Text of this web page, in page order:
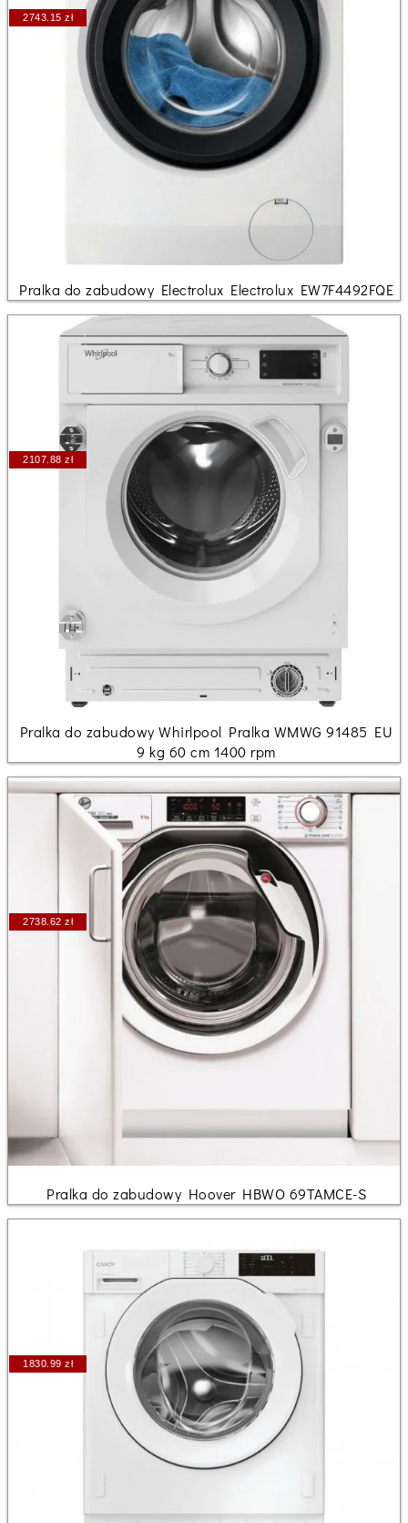
2743.15 zł
Pralka do zabudowy Electrolux Electrolux EW7F4492FQE
2107.88 zł
Pralka do zabudowy Whirlpool Pralka WMWG 91485 EU
9 kg 60 cm 1400 rpm
2738.62 zł
Pralka do zabudowy Hoover HBWO 69TAMCE-S
1830.99 zł